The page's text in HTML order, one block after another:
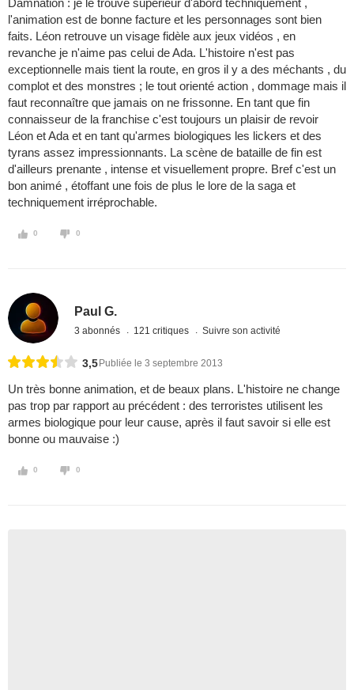
Damnation : je le trouve supérieur d'abord techniquement ,
l'animation est de bonne facture et les personnages sont bien
faits. Léon retrouve un visage fidèle aux jeux vidéos , en
revanche je n'aime pas celui de Ada. L'histoire n'est pas
exceptionnelle mais tient la route, en gros il y a des méchants , du
complot et des monstres ; le tout orienté action , dommage mais il
faut reconnaître que jamais on ne frissonne. En tant que fin
connaisseur de la franchise c'est toujours un plaisir de revoir
Léon et Ada et en tant qu'armes biologiques les lickers et des
tyrans assez impressionnants. La scène de bataille de fin est
d'ailleurs prenante , intense et visuellement propre. Bref c'est un
bon animé , étoffant une fois de plus le lore de la saga et
techniquement irréprochable.
0 0
Paul G.
3 abonnés 121 critiques Suivre son activité
3,5 Publiée le 3 septembre 2013
Un très bonne animation, et de beaux plans. L'histoire ne change
pas trop par rapport au précédent : des terroristes utilisent les
armes biologique pour leur cause, après il faut savoir si elle est
bonne ou mauvaise :)
0 0